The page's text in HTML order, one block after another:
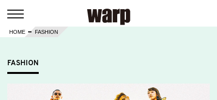
HOME FASHION
FASHION